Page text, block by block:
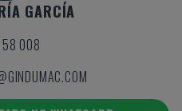
GARCÍA
008